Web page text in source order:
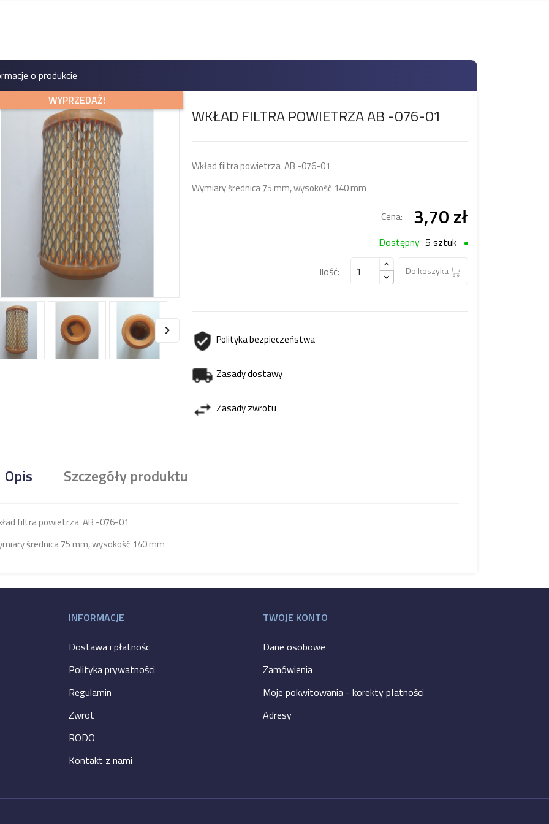
o produkcie
WYPRZEDAŻ!

WKŁAD FILTRA POWIETRZA AB -076-01
Wkład filtra powietrza AB -076-01
Wymiary średnica 75 mm, wysokość 140 mm
Cena: 3,70 zł
Dostępny 5 sztuk
Ilość:
Do koszyka
Polityka bezpieczeństwa
Zasady dostawy
Zasady zwrotu
Opis Szczegóły produktu
filtra powietrza AB -076-01
średnica 75 mm, wysokość 140 mm
INFORMACJE
Dostawa i płatnośc
Polityka prywatności
Regulamin
Zwrot
RODO
Kontakt z nami
TWOJE KONTO
Dane osobowe
Zamówienia
Moje pokwitowania - korekty płatności
Adresy